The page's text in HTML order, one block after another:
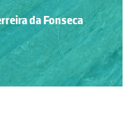
da Fonseca